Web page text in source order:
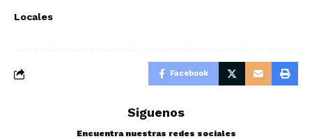
Locales
Facebook
Siguenos
Encuentra nuestras redes sociales